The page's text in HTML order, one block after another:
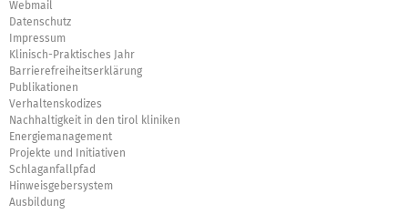
Webmail
Datenschutz
Impressum
Klinisch-Praktisches Jahr
Barrierefreiheitserklärung
Publikationen
Verhaltenskodizes
Nachhaltigkeit in den tirol kliniken
Energiemanagement
Projekte und Initiativen
Schlaganfallpfad
Hinweisgebersystem
Ausbildung